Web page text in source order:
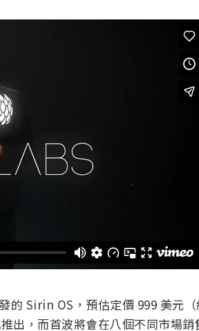
的 Sirin OS，預估定價 999 美元
出，而首波將會在八個不同市場